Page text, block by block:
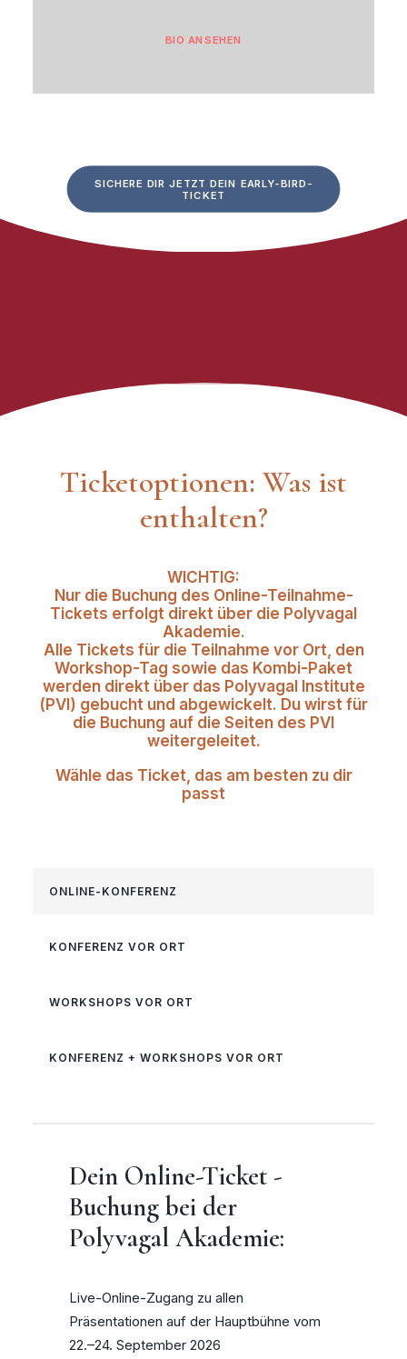
BIO ANSEHEN
SICHERE DIR JETZT DEIN EARLY-BIRD-
TICKET
Ticketoptionen: Was ist
enthalten?
WICHTIG:
Nur die Buchung des Online-Teilnahme-
Tickets erfolgt direkt über die Polyvagal
Akademie.
Alle Tickets für die Teilnahme vor Ort, den
Workshop-Tag sowie das Kombi-Paket
werden direkt über das Polyvagal Institute
(PVI) gebucht und abgewickelt. Du wirst für
die Buchung auf die Seiten des PVI
weitergeleitet.
Wähle das Ticket, das am besten zu dir
passt
ONLINE-KONFERENZ
KONFERENZ VOR ORT
WORKSHOPS VOR ORT
KONFERENZ + WORKSHOPS VOR ORT
Dein Online-Ticket -
Buchung bei der
Polyvagal Akademie:
Live-Online-Zugang zu allen
Präsentationen auf der Hauptbühne vom
22.–24. September 2026